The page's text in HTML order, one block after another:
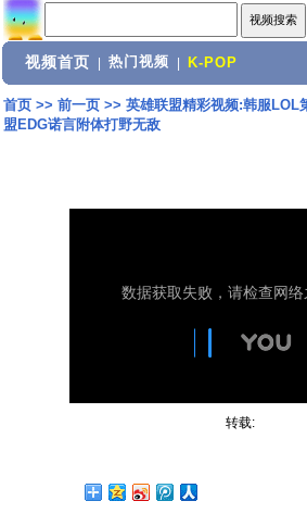
视频首页 热门视频 K-POP
首页>> 前一页>> 英雄联盟精彩视频:韩服LOL
盟EDG诺言附体打野无敌
转载: